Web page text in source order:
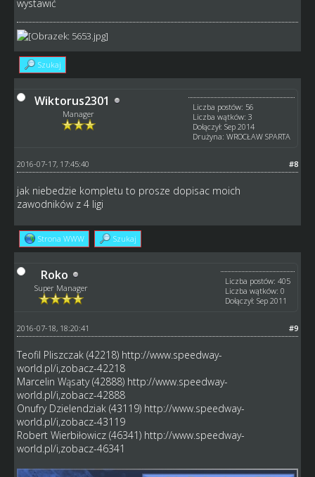
wystawić
Szukaj
Wiktorus2301
Manager
Liczba postów: 56
Liczba wątków: 3
Dołączył: Sep 2014
Drużyna: WROCŁAW SPARTA
#8
2016-07-17, 17:45:40
jak niebedzie kompletu to prosze dopisac moich
zawodników z 4 ligi
Strona WWW Szukaj
Roko
Super Manager
Liczba postów: 405
Liczba wątków: 0
Dołączył: Sep 2011
#9
2016-07-18, 18:20:41
Teofil Pliszczak (42218) http://www.speedway-
world.pl/i,zobacz-42218
Marcelin Wąsaty (42888) http://www.speedway-
world.pl/i,zobacz-42888
Onufry Dzielendziak (43119) http://www.speedway-
world.pl/i,zobacz-43119
Robert Wierbiłowicz (46341) http://www.speedway-
world.pl/i,zobacz-46341